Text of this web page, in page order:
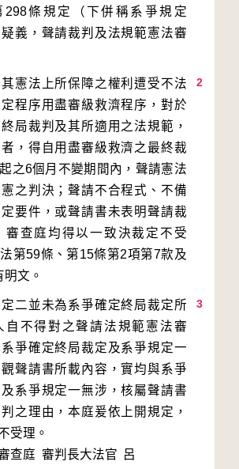
條規定（下併稱系爭規定
義，聲請裁判及法規範憲法審
2
憲法上所保障之權利遭受不法
程序用盡審級救濟程序，對於
局裁判及其所適用之法規範，
，得自用盡審級救濟之最終裁
之6個月不變期間內，聲請憲法
之判決；聲請不合程式、不備
要件，或聲請書未表明聲請裁
審查庭均得以一致決裁定不受
第59條、第15條第2項第7款及
3
二並未為系爭確定終局裁定所
自不得對之聲請法規範憲法審
爭確定終局裁定及系爭規定一
聲請書所載內容，實均與系爭
系爭規定一無涉，核屬聲請書
之理由，本庭爰依上開規定，
受理。
查庭 審判長大法官 呂